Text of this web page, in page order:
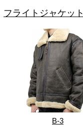
フライトジャケット
B-3